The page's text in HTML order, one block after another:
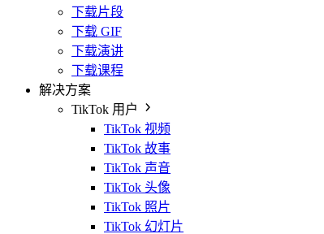
下载片段
下载 GIF
下载演讲
下载课程
解决方案
TikTok 用户
TikTok 视频
TikTok 故事
TikTok 声音
TikTok 头像
TikTok 照片
TikTok 幻灯片